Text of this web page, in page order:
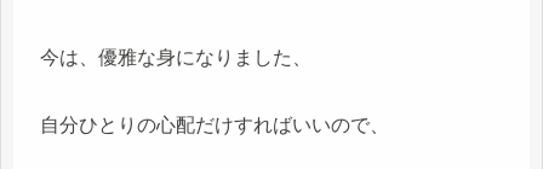
今は、優雅な身になりました、
自分ひとりの心配だけすればいいので、